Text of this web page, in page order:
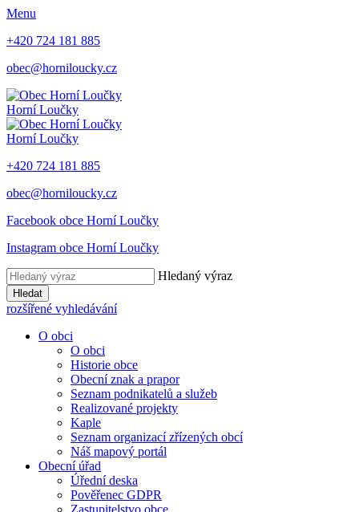
Menu
+420 724 181 885
obec@horniloucky.cz
Horní Loučky
Horní Loučky
+420 724 181 885
obec@horniloucky.cz
Facebook obce Horní Loučky
Instagram obce Horní Loučky
Hledaný výraz
Hledat
rozšířené vyhledávání
O obci
O obci
Historie obce
Obecní znak a prapor
Seznam podnikatelů a služeb
Realizované projekty
Kaple
Seznam organizací zřízených obcí
Náš mapový portál
Obecní úřad
Úřední deska
Pověřenec GDPR
Zastupitelstvo obce